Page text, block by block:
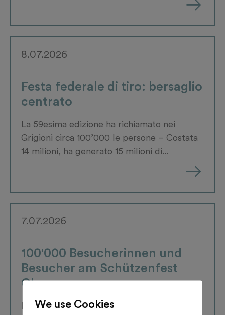
8.07.2026
Festa federale di tiro: bersaglio
centrato
La 59esima edizione ha richiamato nei
Grigioni circa 100’000 le persone – Costata
14 milioni, ha generato 15 milioni di...
7.07.2026
100'000 Besucherinnen und
Besucher am Schützenfest
Chur
Rund 35’000 Schützinnen und Schützen
We use Cookies